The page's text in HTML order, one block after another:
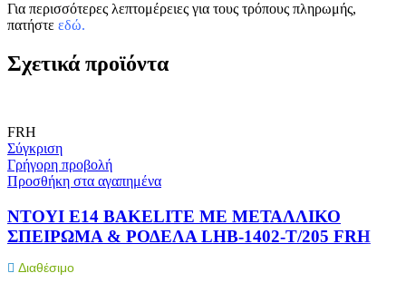
Για περισσότερες λεπτομέρειες για τους τρόπους πληρωμής,
πατήστε εδώ.
Σχετικά προϊόντα
FRH
Σύγκριση
Γρήγορη προβολή
Προσθήκη στα αγαπημένα
ΝΤΟΥΙ E14 BAKELITE ΜΕ ΜΕΤΑΛΛΙΚΟ
ΣΠΕΙΡΩΜΑ & ΡΟΔΕΛΑ LHB-1402-T/205 FRH
Διαθέσιμο